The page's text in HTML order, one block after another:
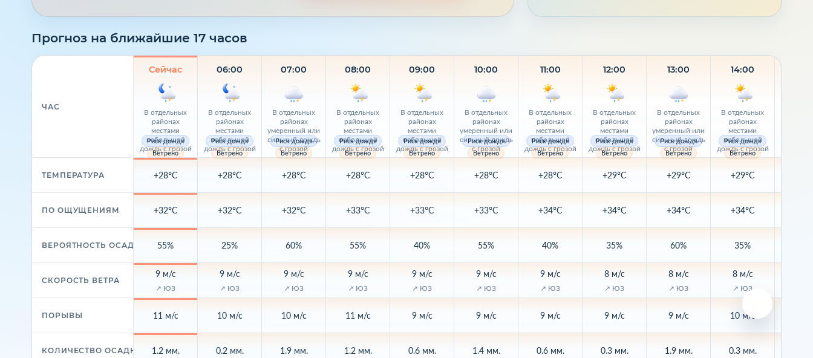
Прогноз на ближайшие 17 часов
ЧАС
ТЕМПЕРАТУРА
ПО ОЩУЩЕНИЯМ
ВЕРОЯТНОСТЬ ОСАДКОВ
СКОРОСТЬ ВЕТРА
ПОРЫВЫ
КОЛИЧЕСТВО ОСАДКОВ
Сейчас
В отдельных
районах
местами
небольшой
дождь с грозой
Риск дождя
Ветрено
+28°C
+32°C
55%
9 м/с
↗ ЮЗ
11 м/с
1.2 мм.
06:00
В отдельных
районах
местами
небольшой
дождь с грозой
Риск дождя
Ветрено
+28°C
+32°C
25%
9 м/с
↗ ЮЗ
10 м/с
0.2 мм.
07:00
В отдельных
районах
умеренный или
сильный дождь
с грозой
Риск дождя
Ветрено
+28°C
+32°C
60%
9 м/с
↗ ЮЗ
10 м/с
1.9 мм.
08:00
В отдельных
районах
местами
небольшой
дождь с грозой
Риск дождя
Ветрено
+28°C
+33°C
55%
9 м/с
↗ ЮЗ
11 м/с
1.2 мм.
09:00
В отдельных
районах
местами
небольшой
дождь с грозой
Риск дождя
Ветрено
+28°C
+33°C
40%
9 м/с
↗ ЮЗ
9 м/с
0.6 мм.
10:00
В отдельных
районах
умеренный или
сильный дождь
с грозой
Риск дождя
Ветрено
+28°C
+33°C
55%
9 м/с
↗ ЮЗ
9 м/с
1.4 мм.
11:00
В отдельных
районах
местами
небольшой
дождь с грозой
Риск дождя
Ветрено
+28°C
+34°C
40%
9 м/с
↗ ЮЗ
9 м/с
0.6 мм.
12:00
В отдельных
районах
местами
небольшой
дождь с грозой
Риск дождя
Ветрено
+29°C
+34°C
35%
8 м/с
↗ ЮЗ
9 м/с
0.3 мм.
13:00
В отдельных
районах
умеренный или
сильный дождь
с грозой
Риск дождя
Ветрено
+29°C
+34°C
60%
8 м/с
↗ ЮЗ
9 м/с
1.9 мм.
14:00
В отдельных
районах
местами
небольшой
дождь с грозой
Риск дождя
Ветрено
+29°C
+34°C
35%
8 м/с
↗ ЮЗ
10 м/с
0.3 мм.